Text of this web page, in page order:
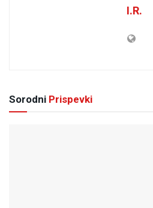
I.R.
Sorodni Prispevki